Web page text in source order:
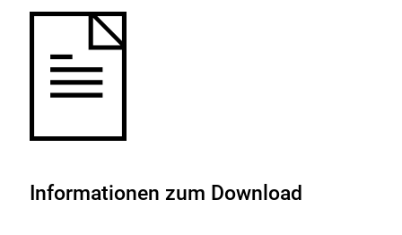
Informationen zum Download